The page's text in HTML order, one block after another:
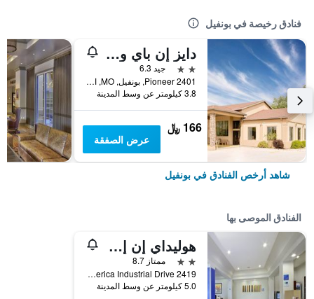
فنادق رخيصة في بونفيل
دايز إن باي ويندام بونفيل
2 نجمتين
جيد 6.3
2401 Pioneer, بونفيل, MO, الولايات المتحدة الأميريكية
3.8 كيلومتر عن وسط المدينة
166 ﷼
عرض الصفقة
شاهد أرخص الفنادق في بونفيل
الفنادق الموصى بها
هوليداي إن إكسبرس بونفيلا باي آيتش جي
2 نجمتين
ممتاز 8.7
2419 Mid America Industrial Drive, بونفيل, MO, الولايات المتحدة الأميريكية
5.0 كيلومتر عن وسط المدينة